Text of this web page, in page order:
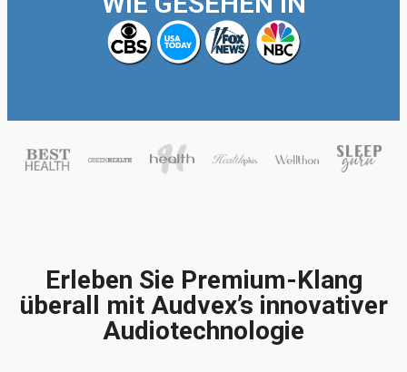
Erleben Sie Premium-Klang
überall mit Audvex’s innovativer
Audiotechnologie